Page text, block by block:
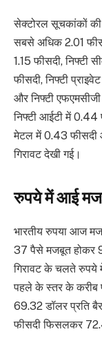
सेक्टोरल सूचकांकों की
सबसे अधिक 2.01
1.15 फीसदी, निफ्टी
फीसदी, निफ्टी
और निफ्टी
निफ्टी आईटी में 0.44
मेटल में 0.43 फीसदी
गिरावट देखी गई।
रुपये में आई
भारतीय रुपया आज
37 पैसे मजबूत होकर
गिरावट के चलते
पहले के स्तर के
69.32 डॉलर प्रति
फीसदी फिसलकर